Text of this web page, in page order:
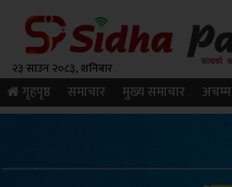
२३ साउन २०८३, शनिबार
गृहपृष्ठ समाचार मुख्य समाचार अचम्म